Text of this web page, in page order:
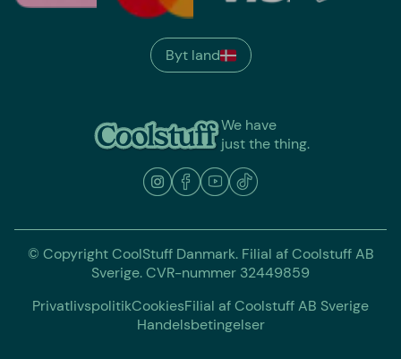
We have
just the thing.
Byt land
© Copyright CoolStuff Danmark. Filial af Coolstuff AB
Sverige. CVR-nummer 32449859
PrivatlivspolitikCookiesFilial af Coolstuff AB Sverige
Handelsbetingelser